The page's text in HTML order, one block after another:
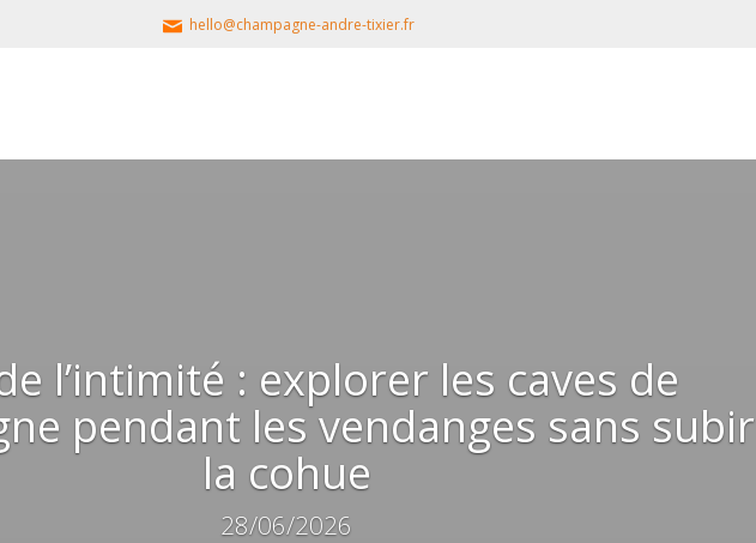
hello@champagne-andre-tixier.fr
l’intimité : explorer les caves de
pendant les vendanges sans subir
la cohue
28/06/2026